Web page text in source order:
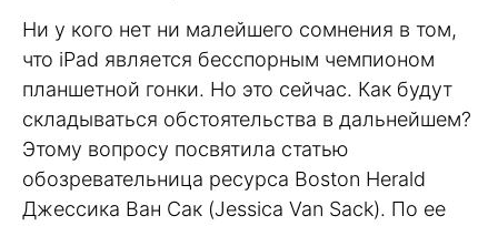
Ни у кого нет ни малейшего сомнения в том,
что iPad является бесспорным чемпионом
планшетной гонки. Но это сейчас. Как будут
складываться обстоятельства в дальнейшем?
Этому вопросу посвятила статью
обозревательница ресурса Boston Herald
Джессика Ван Сак (Jessica Van Sack). По ее